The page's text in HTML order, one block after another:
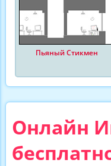
Пьяный Стикмен
Онлайн